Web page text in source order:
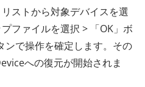
ストから対象デバイスを選
ファイルを選択 > 「OK」ボ
ンで操作を確定します。その
への復元が開始されま